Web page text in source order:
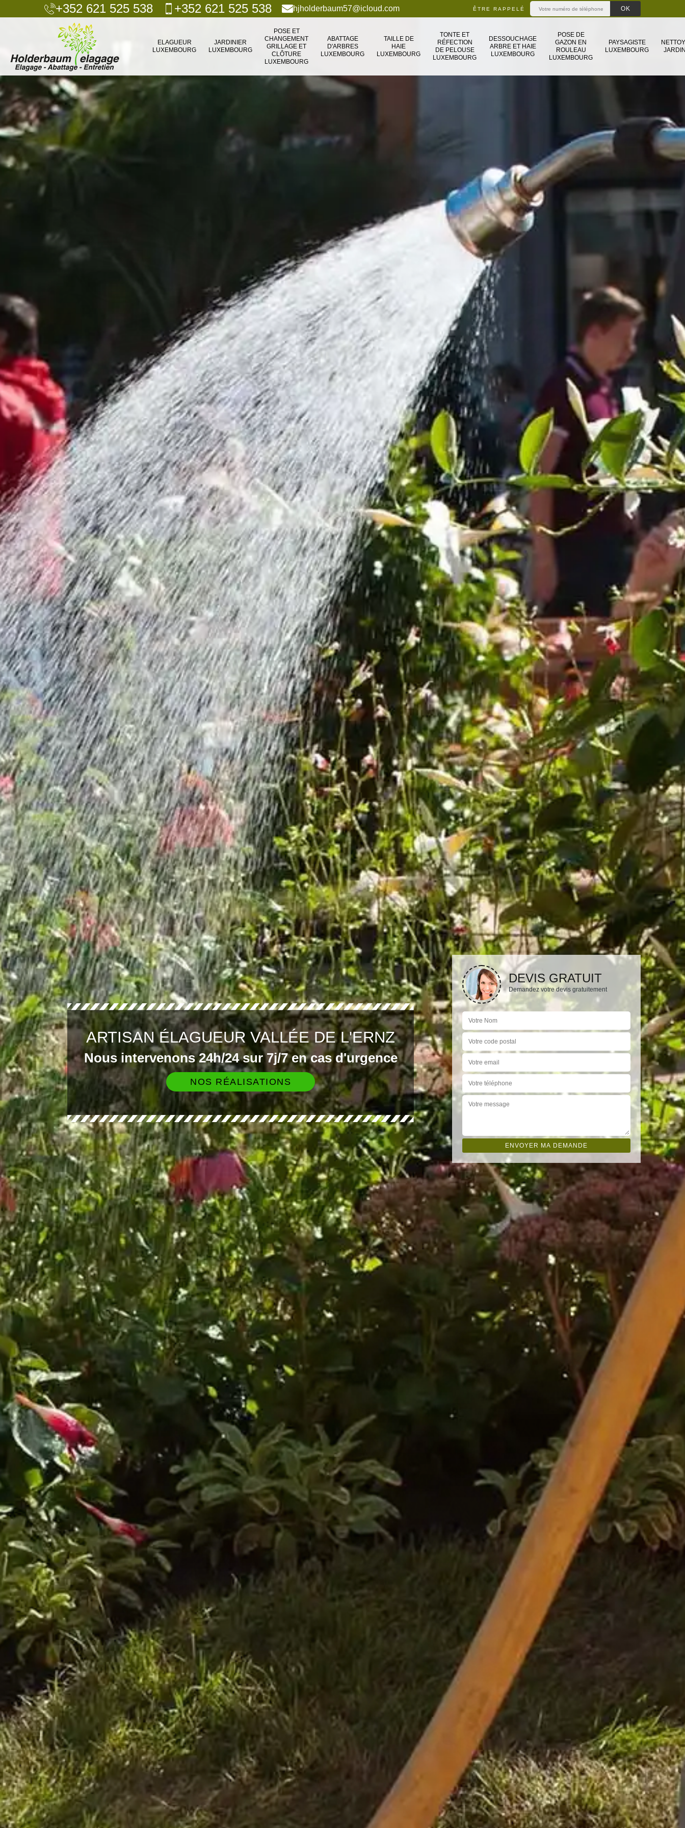
+352 621 525 538 +352 621 525 538 hjholderbaum57@icloud.com ÊTRE RAPPELÉ
ELAGUEUR
LUXEMBOURG
JARDINIER
LUXEMBOURG
POSE ET
CHANGEMENT
GRILLAGE ET
CLÔTURE
LUXEMBOURG
ABATTAGE
D'ARBRES
LUXEMBOURG
TAILLE DE
HAIE
LUXEMBOURG
TONTE ET
RÉFECTION
DE PELOUSE
LUXEMBOURG
DESSOUCHAGE
ARBRE ET HAIE
LUXEMBOURG
POSE DE
GAZON EN
ROULEAU
LUXEMBOURG
PAYSAGISTE
LUXEMBOURG
ARTISAN ÉLAGUEUR VALLÉE DE L'ERNZ
Nous intervenons 24h/24 sur 7j/7 en cas d'urgence
NOS RÉALISATIONS
DEVIS GRATUIT
Demandez votre devis gratuitement